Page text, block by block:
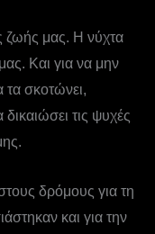
ζωής μας. Η νύχτα
Και για να μην
τα σκοτώνει,
δικαιώσει τις ψυχές
δρόμους για τη
και για την